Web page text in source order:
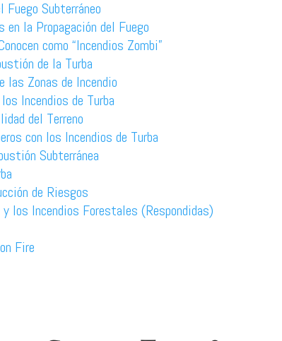
Subterráneo
la Propagación del Fuego
como “Incendios Zombi”
de la Turba
las Zonas de Incendio
Incendios de Turba
del Terreno
con los Incendios de Turba
Subterránea
de Riesgos
los Incendios Forestales (Respondidas)
Fire